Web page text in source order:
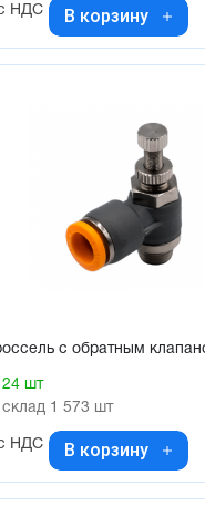
НДС В корзину
с обратным
24 шт
1 573 шт
НДС В корзину